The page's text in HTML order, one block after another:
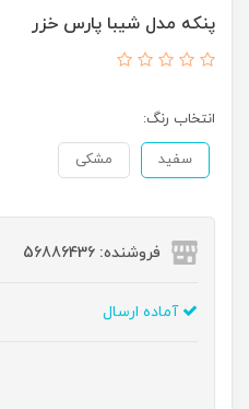
پنکه مدل شیبا پارس خزر
انتخاب رنگ:
سفید مشکی
فروشنده: 56886436
آماده ارسال